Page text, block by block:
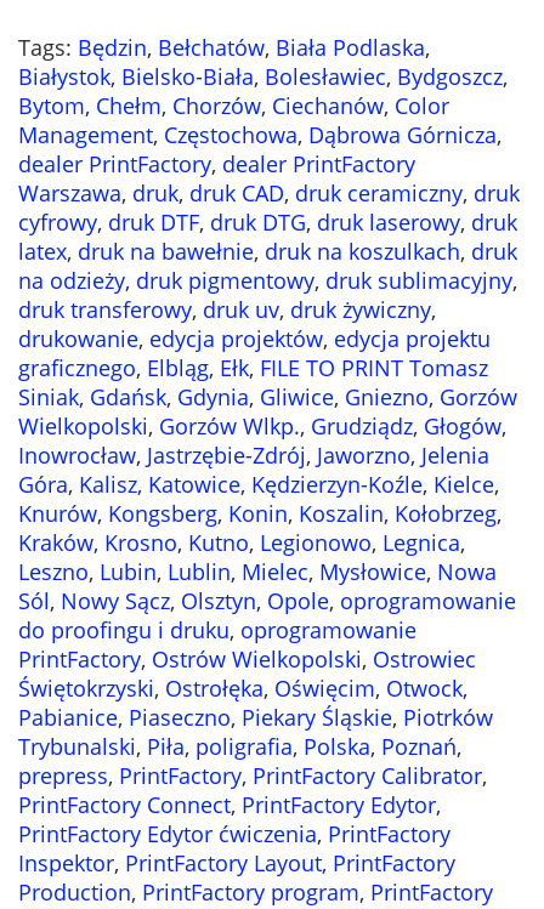
Tags: Będzin, Bełchatów, Biała Podlaska,
Białystok, Bielsko-Biała, Bolesławiec, Bydgoszcz,
Bytom, Chełm, Chorzów, Ciechanów, Color
Management, Częstochowa, Dąbrowa Górnicza,
dealer PrintFactory, dealer PrintFactory
Warszawa, druk, druk CAD, druk ceramiczny, druk
cyfrowy, druk DTF, druk DTG, druk laserowy, druk
latex, druk na bawełnie, druk na koszulkach, druk
na odzieży, druk pigmentowy, druk sublimacyjny,
druk transferowy, druk uv, druk żywiczny,
drukowanie, edycja projektów, edycja projektu
graficznego, Elbląg, Ełk, FILE TO PRINT Tomasz
Siniak, Gdańsk, Gdynia, Gliwice, Gniezno, Gorzów
Wielkopolski, Gorzów Wlkp., Grudziądz, Głogów,
Inowrocław, Jastrzębie-Zdrój, Jaworzno, Jelenia
Góra, Kalisz, Katowice, Kędzierzyn-Koźle, Kielce,
Knurów, Kongsberg, Konin, Koszalin, Kołobrzeg,
Kraków, Krosno, Kutno, Legionowo, Legnica,
Leszno, Lubin, Lublin, Mielec, Mysłowice, Nowa
Sól, Nowy Sącz, Olsztyn, Opole, oprogramowanie
do proofingu i druku, oprogramowanie
PrintFactory, Ostrów Wielkopolski, Ostrowiec
Świętokrzyski, Ostrołęka, Oświęcim, Otwock,
Pabianice, Piaseczno, Piekary Śląskie, Piotrków
Trybunalski, Piła, poligrafia, Polska, Poznań,
prepress, PrintFactory, PrintFactory Calibrator,
PrintFactory Connect, PrintFactory Edytor,
PrintFactory Edytor ćwiczenia, PrintFactory
Inspektor, PrintFactory Layout, PrintFactory
Production, PrintFactory program, PrintFactory